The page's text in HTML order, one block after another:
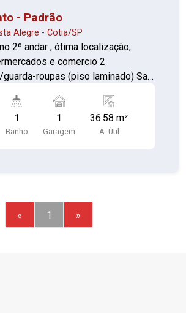
- Padrão
Alegre - Cotia/SP
2º andar , ótima localização,
e comercio 2
roupas (piso laminado) Sala
Banheiro c/ box e
porcelanato) Área de Serviço
cerâmica) 01 vaga de garagem
1
Banho
1
Garagem
36.58 m²
A. Útil
« 1 »